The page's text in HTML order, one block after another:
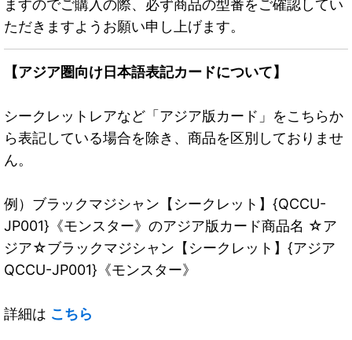
ますのでご購入の際、必ず商品の型番をご確認してい
ただきますようお願い申し上げます。
【アジア圏向け日本語表記カードについて】
シークレットレアなど「アジア版カード」をこちらか
ら表記している場合を除き、商品を区別しておりませ
ん。
例）ブラックマジシャン【シークレット】{QCCU-
JP001}《モンスター》のアジア版カード商品名 ☆ア
ジア☆ブラックマジシャン【シークレット】{アジア
QCCU-JP001}《モンスター》
詳細は こちら